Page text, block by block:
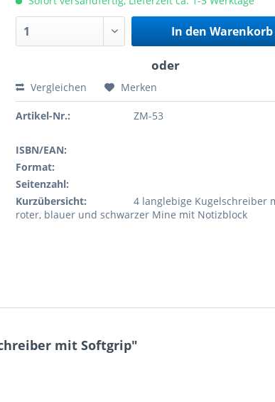
In den Warenkorb
Vergleichen Merken
Artikel-Nr.: ZM-53
ISBN/EAN:
Format:
Seitenzahl:
Kurzübersicht:
4 langlebige Kugelschreiber
roter, blauer und schwarzer Mine mit Notizblock
mit Softgrip"